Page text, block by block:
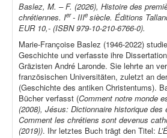
Baslez, M. – F. (2026), Histoire des
chrétiennes. Ier- IIIe siècle. Éditions
EUR 10,- (ISBN 979-10-210-6766-0).
Marie-Françoise Baslez (1946-2022)
Geschichte und verfasste ihre
Gräzisten André Laronde. Sie lehrte an
französischen Universitäten, zuletzt an
(Geschichte des antiken Christentums).
Bücher verfasst (Comment notre monde
(2008), Jésus: Dictionnaire historique des
Comment les chrétiens sont devenus
(2019)). Ihr letztes Buch trägt den Titel: